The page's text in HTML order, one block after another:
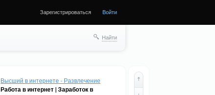
Зарегистрироваться Войти
Найти
Высший в интернете - Развлечение
Работа в интернет | Заработок в